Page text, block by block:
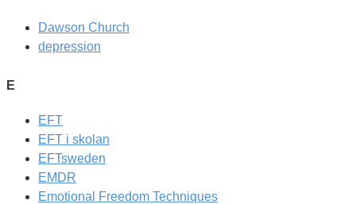
Dawson Church
depression
E
EFT
EFT i skolan
EFTsweden
EMDR
Emotional Freedom Techniques